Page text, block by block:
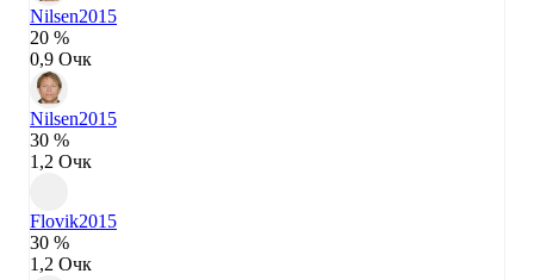
Nilsen2015
20 %
0,9 Очк
Nilsen2015
30 %
1,2 Очк
Flovik2015
30 %
1,2 Очк